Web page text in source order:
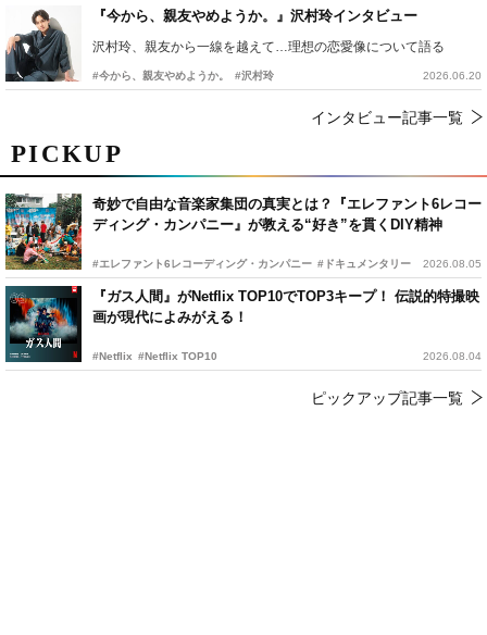
PICKUP
奇妙で自由な音楽家集団の真実とは？『エレファント6レコー
ディング・カンパニー』が教える“好き”を貫くDIY精神
#エレファント6レコーディング・カンパニー #ドキュメンタリー 2026.08.05
『ガス人間』がNetflix TOP10でTOP3キープ！ 伝説的特撮映
画が現代によみがえる！
#Netflix #Netflix TOP10 2026.08.04
ピックアップ記事一覧
『今から、親友やめようか。』沢村玲インタビュー
沢村玲、親友から一線を越えて…理想の恋愛像について語る
#今から、親友やめようか。 #沢村玲 2026.06.20
インタビュー記事一覧